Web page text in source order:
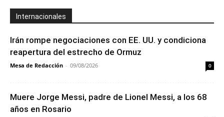
Internacionales
Irán rompe negociaciones con EE. UU. y condiciona
reapertura del estrecho de Ormuz
Mesa de Redacción - 09/08/2026 0
Muere Jorge Messi, padre de Lionel Messi, a los 68
años en Rosario